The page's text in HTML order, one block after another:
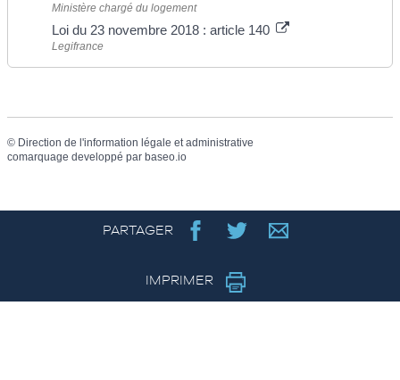
Ministère chargé du logement
Loi du 23 novembre 2018 : article 140
Legifrance
© Direction de l'information légale et administrative
comarquage developpé par baseo.io
PARTAGER
IMPRIMER